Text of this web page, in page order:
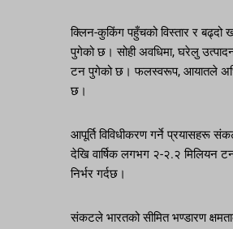
क्लिन-कुकिंग पहुँचको विस्तार र
पुगेको छ। सोही अवधिमा, घरेलु
टन पुगेको छ। फलस्वरूप, आयातले
छ।
आपूर्ति विविधीकरण गर्ने प्रयासहरू
देखि वार्षिक लगभग २-२.२ मिलियन
निर्भर गर्दछ।
संकटले भारतको सीमित भण्डारण